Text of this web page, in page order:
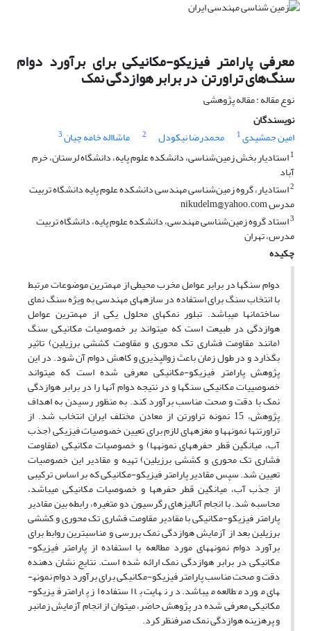
معرفی پارامتر فیزیکو-مکانیکی برای برآورد دوام
سنگ‌های تراورتن ‌ در برابر هوازدگی نمک
نوع مقاله : مقاله پژوهشی
نویسندگان
امین جمشیدی1 محمدرضا نیکودل 2 ماشااله خامه چیان3
1استادیار بخش زمین‌شناسی، دانشکده علوم پایه، دانشگاه لرستان، خرم
آباد
2استادیار،‌ گروه زمین‌شناسی مهندسی دانشکده علوم پایه دانشگاه تربیت
مدرس nikudelm@yahoo.com
3استاد گروه زمین‌شناسی مهندسی، دانشکده علوم پایه، دانشگاه تربیت
مدرس، تهران
چکیده
دوام سنگ­ها در برابر عوامل مخرب محیطی از مهمترین موضوعات مرتبط
با انتخاب سنگ برای استفاده در سازه­های مهندسی به ویژه سنگ نمای
ساختمان­ها می­باشد. تبلور نمک­های محلول یکی از مهمترین عوامل
هوازدگی در طبیعت است که می­تواند بر خصوصیات مکانیکی سنگ
(مانند مقاومت فشاری تک محوری و مقاومت کششی برزیلین) تاثیر
بگذارد و در طول زمان باعث زوال­پذیری و کاهش دوام آن شود. در این
پژوهش پارامتر فیزیکو-مکانیکی معرفی شده است که می­تواند
خصوصییات مکانیکی سنگ­ها و در نتیجه دوام آن­ها را در برابر هوازدگی
نمک با دقت و صحت مناسب برآورد کند. به منظور رسیدن به اهداف
پژوهش، 15 نمونه تراورتن از معادن مختلف ایران انتخاب شد. از
تراورتن­ها نمونه­ها و مغزه­های لازم برای تعیین خصوصیات فیزیکی (جذب
آب، میانگین قطر حفره­های نمونه­ها) و خصوصیات مکانیکی (مقاومت
فشاری تک محوری و کششی برزیلین) تهیه و مقادیر این خصوصیات
تعیین شد. سپس مقادیر پارامتر فیزیکو-مکانیکی که بر اساس ترکیبی
از جذب آب، میانگین قطر حفره­ها و خصوصیات مکانیکی می­باشد،
محاسبه شد. با انجام آنالیزهای رگرسیون دو متغیره، رابطه بین مقادیر
پارامتر فیزیکو-مکانیکی با مقادیر مقاومت فشاری تک محوری و کششی
برزیلین بعد از آزمایش هوازدگی نمک بررسی و مناسبترین روابط برای
برآورد دوام نمونه­های مورد مطالعه با استفاده از پارامتر فیزیکو-
مکانیکی در برابر هوازدگی نمک ارائه شده است. نتایج نشان دهنده
دقت و صحت مناسب پارامتر فیزیکو-مکانیکی برای برآورد دوام نمونه­
های مورد مطالعه می­باشد. در نهایت با استفاده از پارامتر فیزیکو-
مکانیکی معرفی شده در پژوهش حاضر، می­توان از انجام آزمایش زمانبر
و پرهزینه هوازدگی نمک صرفنظر کرد.